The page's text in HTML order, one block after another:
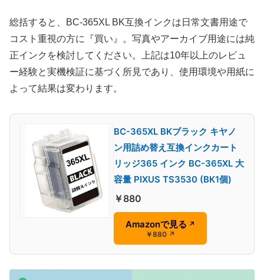
総括すると、BC-365XL BK互換インクは日常文書用途で
コスト重視の方に『買い』。写真やアーカイブ用途には純
正インクを検討してください。上記は10年以上のレビュ
ー経験と実機検証に基づく所見であり、使用環境や用紙に
よって結果は変わります。
BC-365XL BKブラック キヤノ
ン用詰め替え互換インクカート
リッジ365 インク BC-365XL 大
容量 PIXUS TS3530 (BK1個)
￥880
Amazonで見る ↗
￥880 ↗